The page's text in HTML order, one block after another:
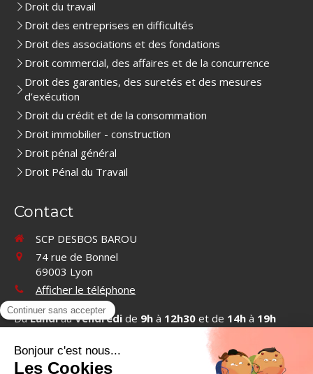
Droit du travail
Droit des entreprises en difficultés
Droit des associations et des fondations
Droit commercial, des affaires et de la concurrence
Droit des garanties, des suretés et des mesures
d’exécution
Droit du crédit et de la consommation
Droit immobilier - construction
Droit pénal général
Droit Pénal du Travail
Contact
SCP DESBOS BAROU
74 rue de Bonnel
69003 Lyon
Afficher le téléphone
DuLundiauVendredi de 9h à 12h30 et de 14h à 19h
Contacter SCP DESBOS BAROU